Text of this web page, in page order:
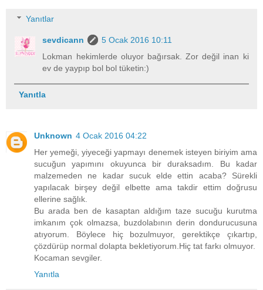
Yanıtlar
sevdicann
5 Ocak 2016 10:11
Lokman hekimlerde oluyor bağırsak. Zor değil inan ki
ev de yaypıp bol bol tüketin:)
Yanıtla
Unknown 4 Ocak 2016 04:22
Her yemeği, yiyeceği yapmayı denemek isteyen biriyim ama
sucuğun yapımını okuyunca bir duraksadım. Bu kadar
malzemeden ne kadar sucuk elde ettin acaba? Sürekli
yapılacak birşey değil elbette ama takdir ettim doğrusu
ellerine sağlık.
Bu arada ben de kasaptan aldığım taze sucuğu kurutma
imkanım çok olmazsa, buzdolabının derin dondurucusuna
atıyorum. Böylece hiç bozulmuyor, gerektikçe çıkartıp,
çözdürüp normal dolapta bekletiyorum.Hiç tat farkı olmuyor.
Kocaman sevgiler.
Yanıtla